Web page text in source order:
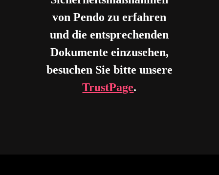
von Pendo zu erfahren
und die entsprechenden
Dokumente einzusehen,
besuchen Sie bitte unsere
TrustPage.